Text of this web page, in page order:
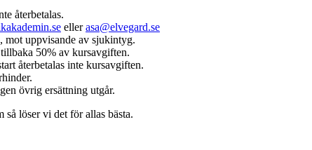
återbetalas.
ellerasa@elvegard.se
uppvisande av sjukintyg.
50% av kursavgiften.
återbetalas inte kursavgiften.
övrig ersättning utgår.
löser vi det för allas bästa.